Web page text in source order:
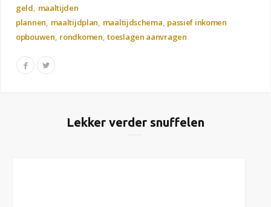
geld maaltijden
plannen maaltijdplan maaltijdschema passief inkomen
opbouwen rondkomen toeslagen aanvragen
Lekker verder snuffelen